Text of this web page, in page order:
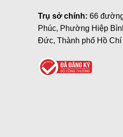
Trụ sở chính: 66
Phúc, Phường Hiệp
Đức, Thành phố Hồ Chí